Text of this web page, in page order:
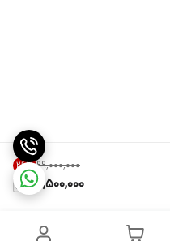
۹۹٬۰۰۰٬۰۰۰ 26%
72,500,000